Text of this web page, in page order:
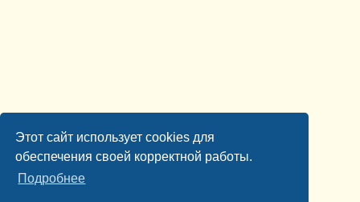
Этот сайт использует cookies для
обеспечения своей корректной работы.
Подробнее